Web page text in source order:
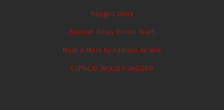
Ragged Glory
Spanish Blogs Dream Team
Rock & More by Addison de Witt
ESPACIO WOODY/JAGGER